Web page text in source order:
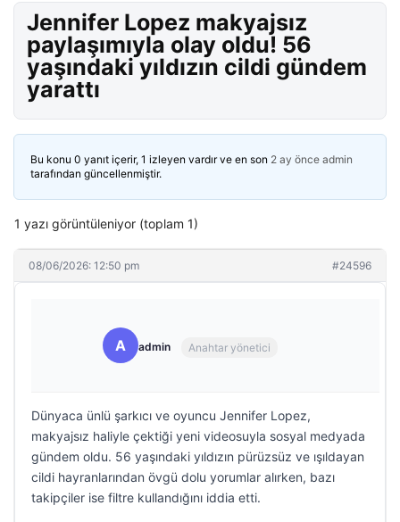
Jennifer Lopez makyajsız
paylaşımıyla olay oldu! 56
yaşındaki yıldızın cildi gündem
yarattı
Bu konu 0 yanıt içerir, 1 izleyen vardır ve en son 2 ay önce admin
tarafından güncellenmiştir.
1 yazı görüntüleniyor (toplam 1)
08/06/2026: 12:50 pm #24596
A admin Anahtar yönetici
Dünyaca ünlü şarkıcı ve oyuncu Jennifer Lopez,
makyajsız haliyle çektiği yeni videosuyla sosyal medyada
gündem oldu. 56 yaşındaki yıldızın pürüzsüz ve ışıldayan
cildi hayranlarından övgü dolu yorumlar alırken, bazı
takipçiler ise filtre kullandığını iddia etti.